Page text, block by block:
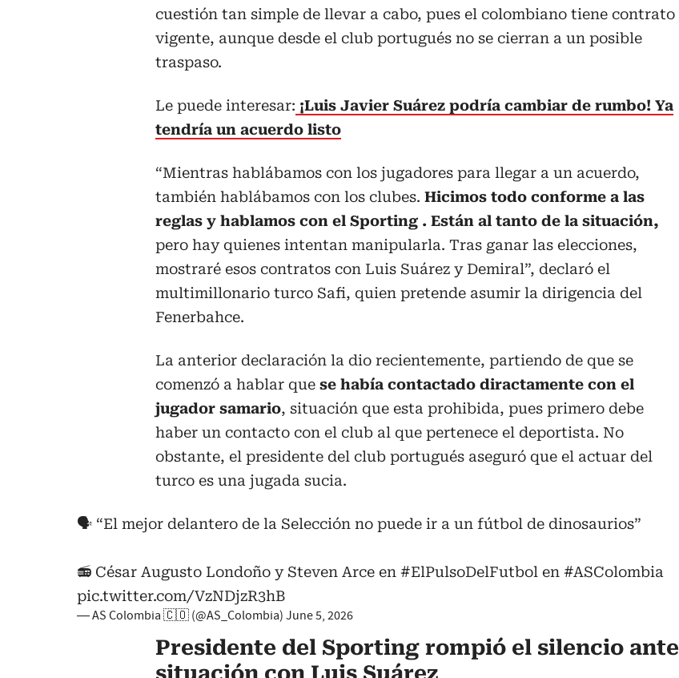
cuestión tan simple de llevar a cabo, pues el colombiano tiene contrato
vigente, aunque desde el club portugués no se cierran a un posible
traspaso.
Le puede interesar: ¡Luis Javier Suárez podría cambiar de rumbo! Ya
tendría un acuerdo listo
“Mientras hablábamos con los jugadores para llegar a un acuerdo,
también hablábamos con los clubes. Hicimos todo conforme a las
reglas y hablamos con el Sporting . Están al tanto de la situación,
pero hay quienes intentan manipularla. Tras ganar las elecciones,
mostraré esos contratos con Luis Suárez y Demiral”, declaró el
multimillonario turco Safi, quien pretende asumir la dirigencia del
Fenerbahce.
La anterior declaración la dio recientemente, partiendo de que se
comenzó a hablar que se había contactado diractamente con el
jugador samario, situación que esta prohibida, pues primero debe
haber un contacto con el club al que pertenece el deportista. No
obstante, el presidente del club portugués aseguró que el actuar del
turco es una jugada sucia.
🗣️ “El mejor delantero de la Selección no puede ir a un fútbol de dinosaurios”
📻 César Augusto Londoño y Steven Arce en #ElPulsoDelFutbol en #ASColombia
pic.twitter.com/VzNDjzR3hB
— AS Colombia 🇨🇴 (@AS_Colombia) June 5, 2026
Presidente del Sporting rompió el silencio ante